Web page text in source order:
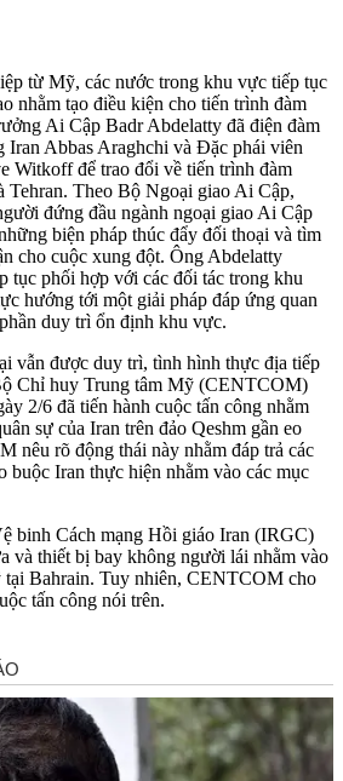
từ Mỹ, các nước trong khu vực tiếp tục
nhằm tạo điều kiện cho tiến trình đàm
Ai Cập Badr Abdelatty đã điện đàm
Iran Abbas Araghchi và Đặc phái viên
Witkoff để trao đổi về tiến trình đàm
Tehran. Theo Bộ Ngoại giao Ai Cập,
đứng đầu ngành ngoại giao Ai Cập
biện pháp thúc đẩy đối thoại và tìm
cho cuộc xung đột. Ông Abdelatty
tục phối hợp với các đối tác trong khu
hướng tới một giải pháp đáp ứng quan
duy trì ổn định khu vực.
vẫn được duy trì, tình hình thực địa tiếp
Chỉ huy Trung tâm Mỹ (CENTCOM)
2/6 đã tiến hành cuộc tấn công nhằm
sự của Iran trên đảo Qeshm gần eo
nêu rõ động thái này nhằm đáp trả các
buộc Iran thực hiện nhằm vào các mục
binh Cách mạng Hồi giáo Iran (IRGC)
và thiết bị bay không người lái nhằm vào
tại Bahrain. Tuy nhiên, CENTCOM cho
tấn công nói trên.